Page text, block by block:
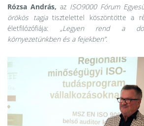
Rózsa András, az ISO9000 Fórum
örökös tagjatisztelettel köszöntötte a
életfilózófiája: „Legyen rend a
környezetünkben és a fejekben”.